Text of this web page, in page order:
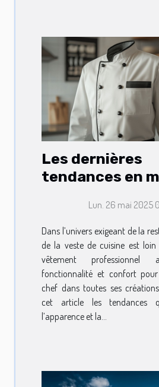
Les dernières
tendances en
pour
Lun. 26 mai 2025
Dans l’univers exigeant de la
de la veste de cuisine est loin
vêtement professionnel
fonctionnalité et confort
chef dans toutes ses
cet article les tendances
l’apparence et la...